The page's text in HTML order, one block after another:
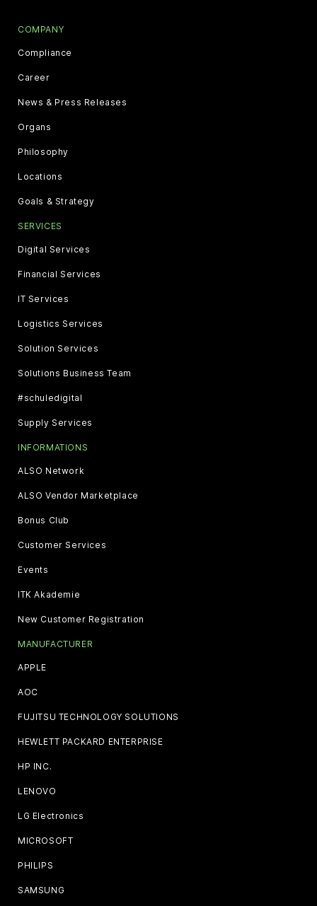
COMPANY
Compliance
Career
News & Press Releases
Organs
Philosophy
Locations
Goals & Strategy
SERVICES
Digital Services
Financial Services
IT Services
Logistics Services
Solution Services
Solutions Business Team
#schuledigital
Supply Services
INFORMATIONS
ALSO Network
ALSO Vendor Marketplace
Bonus Club
Customer Services
Events
ITK Akademie
New Customer Registration
MANUFACTURER
APPLE
AOC
FUJITSU TECHNOLOGY SOLUTIONS
HEWLETT PACKARD ENTERPRISE
HP INC.
LENOVO
LG Electronics
MICROSOFT
PHILIPS
SAMSUNG